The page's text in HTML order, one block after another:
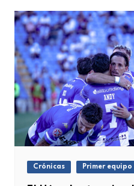
Crónicas Primer equipo